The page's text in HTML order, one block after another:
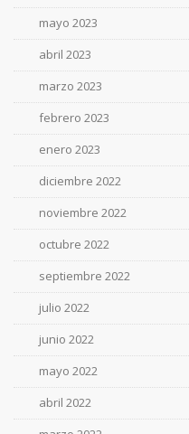
mayo 2023
abril 2023
marzo 2023
febrero 2023
enero 2023
diciembre 2022
noviembre 2022
octubre 2022
septiembre 2022
julio 2022
junio 2022
mayo 2022
abril 2022